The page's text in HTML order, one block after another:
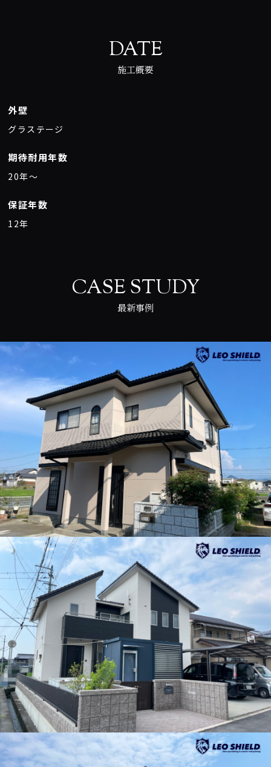
DATE
施工概要
外壁
グラステージ
期待耐用年数
20年〜
保証年数
12年
CASE STUDY
最新事例